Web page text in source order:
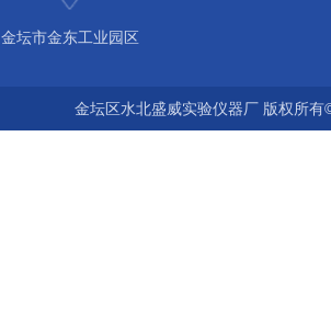
金坛市金东工业园区
金坛区水北盛威实验仪器厂 版权所